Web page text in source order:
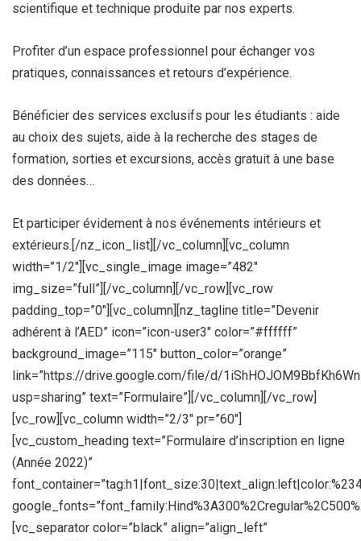
scientifique et technique produite par nos experts.
Profiter d’un espace professionnel pour échanger vos
pratiques, connaissances et retours d’expérience.
Bénéficier des services exclusifs pour les étudiants : aide
au choix des sujets, aide à la recherche des stages de
formation, sorties et excursions, accès gratuit à une base
des données…
Et participer évidement à nos événements intérieurs et
extérieurs.[/nz_icon_list][/vc_column][vc_column
width=”1/2″][vc_single_image image=”482″
img_size=”full”][/vc_column][/vc_row][vc_row
padding_top=”0″][vc_column][nz_tagline title=”Devenir
adhérent à l’AED” icon=”icon-user3″ color=”#ffffff”
background_image=”115″ button_color=”orange”
link=”https://drive.google.com/file/d/
usp=sharing” text=”Formulaire”][/vc_column][/vc_row]
[vc_row][vc_column width=”2/3″ pr=”60″]
[vc_custom_heading text=”Formulaire d’inscription en ligne
(Année 2022)”
[vc_separator color=”black” align=”align_left”